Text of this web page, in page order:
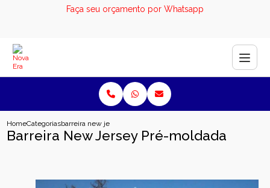
Faça seu orçamento por Whatsapp
HomeCategoriasbarreira new jersey pre moldada
Barreira New Jersey Pré-moldada